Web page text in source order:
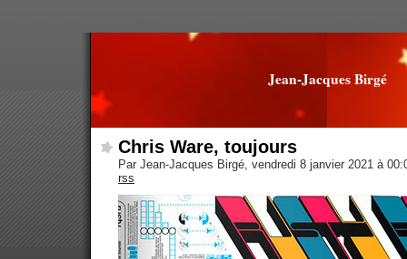
Jean-Jacques Birgé
Chris Ware, toujours
Par Jean-Jacques Birgé, vendredi 8 janvier 2021 à
rss